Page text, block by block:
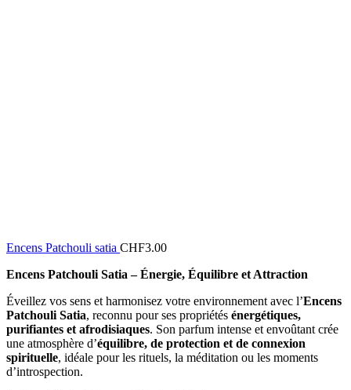
Encens Patchouli satia CHF3.00
Encens Patchouli Satia – Énergie, Équilibre et Attraction
Éveillez vos sens et harmonisez votre environnement avec l’Encens
Patchouli Satia, reconnu pour ses propriétés énergétiques,
purifiantes et afrodisiaques. Son parfum intense et envoûtant crée
une atmosphère d’équilibre, de protection et de connexion
spirituelle, idéale pour les rituels, la méditation ou les moments
d’introspection.